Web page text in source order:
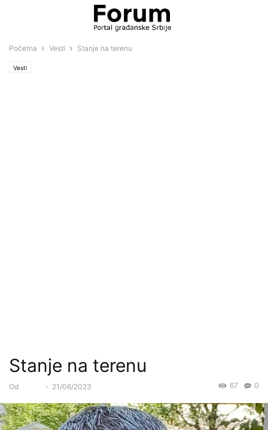
Početna Vesti Stanje na terenu
Vesti
Stanje na terenu
Od - 21/06/2023 0
67